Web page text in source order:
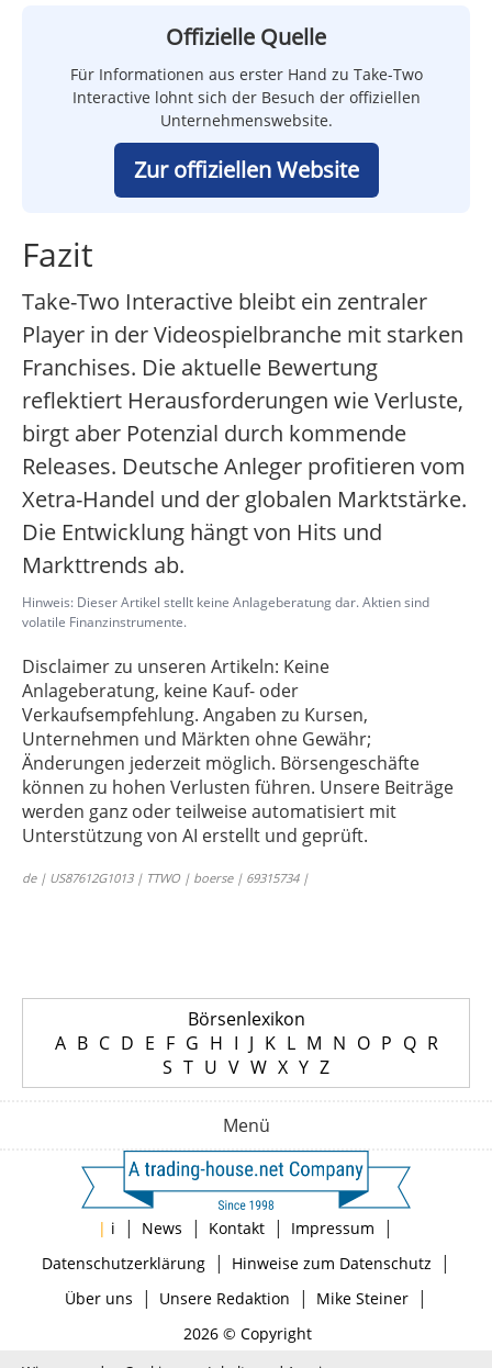
Offizielle Quelle
Für Informationen aus erster Hand zu Take-Two
Interactive lohnt sich der Besuch der offiziellen
Unternehmenswebsite.
Zur offiziellen Website
Fazit
Take-Two Interactive bleibt ein zentraler
Player in der Videospielbranche mit starken
Franchises. Die aktuelle Bewertung
reflektiert Herausforderungen wie Verluste,
birgt aber Potenzial durch kommende
Releases. Deutsche Anleger profitieren vom
Xetra-Handel und der globalen Marktstärke.
Die Entwicklung hängt von Hits und
Markttrends ab.
Hinweis: Dieser Artikel stellt keine Anlageberatung dar. Aktien sind
volatile Finanzinstrumente.
Disclaimer zu unseren Artikeln: Keine
Anlageberatung, keine Kauf- oder
Verkaufsempfehlung. Angaben zu Kursen,
Unternehmen und Märkten ohne Gewähr;
Änderungen jederzeit möglich. Börsengeschäfte
können zu hohen Verlusten führen. Unsere Beiträge
werden ganz oder teilweise automatisiert mit
Unterstützung von AI erstellt und geprüft.
de | US87612G1013 | TTWO | boerse | 69315734 |
Börsenlexikon
A B C D E F G H I J K L M N O P Q R
S T U V W X Y Z
Menü
| i | News | Kontakt | Impressum |
Datenschutzerklärung| Hinweise zum Datenschutz |
Über uns | Unsere Redaktion | Mike Steiner|
2026 © Copyright